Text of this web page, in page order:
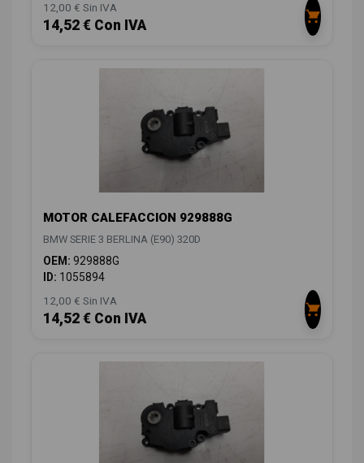
12,00 € Sin IVA
14,52 € Con IVA
MOTOR CALEFACCION 929888G
BMW SERIE 3 BERLINA (E90) 320D
OEM: 929888G
ID: 1055894
12,00 € Sin IVA
14,52 € Con IVA